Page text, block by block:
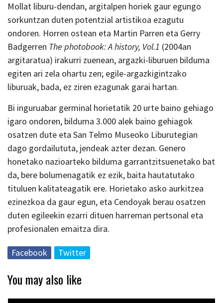
Mollat liburu-dendan, argitalpen horiek gaur egungo
sorkuntzan duten potentzial artistikoa ezagutu
ondoren. Horren ostean eta Martin Parren eta Gerry
Badgerren The photobook: A history, Vol.1 (2004an
argitaratua) irakurri zuenean, argazki-liburuen bilduma
egiten ari zela ohartu zen; egile-argazkigintzako
liburuak, bada, ez ziren ezagunak garai hartan.
Bi inguruabar germinal horietatik 20 urte baino gehiago
igaro ondoren, bilduma 3.000 alek baino gehiagok
osatzen dute eta San Telmo Museoko Liburutegian
dago gordailututa, jendeak azter dezan. Genero
honetako nazioarteko bilduma garrantzitsuenetako bat
da, bere bolumenagatik ez ezik, baita hautatutako
tituluen kalitateagatik ere. Horietako asko aurkitzea
ezinezkoa da gaur egun, eta Cendoyak berau osatzen
duten egileekin ezarri dituen harreman pertsonal eta
profesionalen emaitza dira.
Facebook Twitter
You may also like